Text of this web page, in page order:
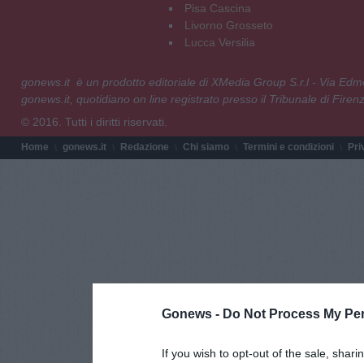
Gonews - Do Not Process My
If you wish to opt-out of the sale,
Pisa Cascina
Livorno Grosseto
Lucca Versilia
gonews.it è un prodotto editoriale di XMedia Group S.r.l - Via
gonews.it, quotidiano on line registrato presso il Tribunale di
© 2016. Tutti i diritti riservati.
Home gonews.it Redazione Chi siamo Termini e condizioni